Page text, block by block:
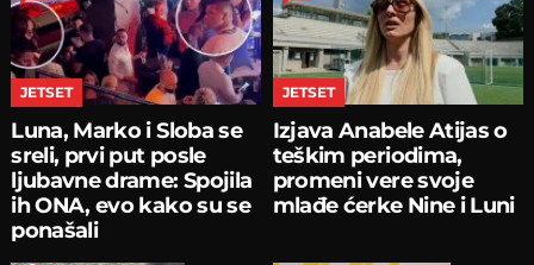
JETSET
Luna, Marko i Sloba se
sreli, prvi put posle
ljubavne drame: Spojila
ih ONA, evo kako su se
ponašali
JETSET
Izjava Anabele Atijas o
teškim periodima,
promeni vere svoje
mlađe ćerke Nine i Luni